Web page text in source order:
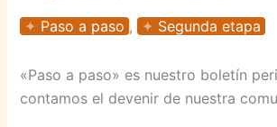
Paso a paso , Segunda etapa
«Paso a paso» es nuestro boletín
contamos el devenir de nuestra